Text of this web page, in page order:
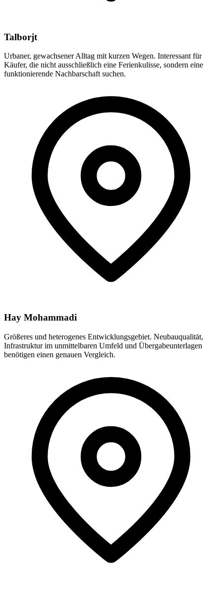
Talborjt
Urbaner, gewachsener Alltag mit kurzen Wegen. Interessant für
Käufer, die nicht ausschließlich eine Ferienkulisse, sondern eine
funktionierende Nachbarschaft suchen.
Hay Mohammadi
Größeres und heterogenes Entwicklungsgebiet. Neubauqualität,
Infrastruktur im unmittelbaren Umfeld und Übergabeunterlagen
benötigen einen genauen Vergleich.